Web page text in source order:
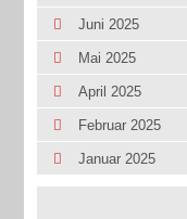
Juni 2025
Mai 2025
April 2025
Februar 2025
Januar 2025